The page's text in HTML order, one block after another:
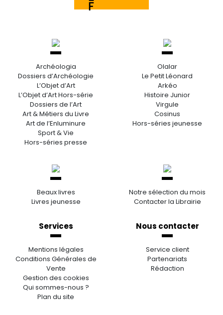
Archéologia
Dossiers d’Archéologie
L’Objet d’Art
L’Objet d’Art Hors-série
Dossiers de l’Art
Art & Métiers du Livre
Art de l’Enluminure
Sport & Vie
Hors-séries presse
Olalar
Le Petit Léonard
Arkéo
Histoire Junior
Virgule
Cosinus
Hors-séries jeunesse
Beaux livres
Livres jeunesse
Notre sélection du mois
Contacter la Librairie
Services
Mentions légales
Conditions Générales de
Vente
Gestion des cookies
Qui sommes-nous ?
Plan du site
Nous contacter
Service client
Partenariats
Rédaction